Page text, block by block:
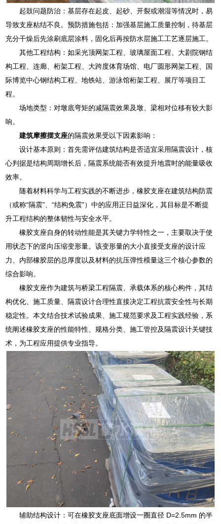
起鼓问题防治：基层存在起皮、起砂、开裂或潮湿等情况时，易
导致支座粘结不良。预防措施包括：加强基层施工质量控制，待基层
充分干燥后先涂刷底层涂料，固化后再按防水层施工工艺逐层施工。
其他工程结构：如采光顶网架工程、玻璃屋面工程、大剧院钢结
构工程、连廊、桁架工程、大跨度体育场馆、电厂圆形网架工程、国
际博览中心钢结构工程、地铁站、游泳馆桁架工程、展厅等项目工
程。
场地类型：对墩底弯矩的减隔震效果及墩、梁相对位移有较大影
响。
建筑摩擦摆支座的隔震效果受以下因素影响：
设计基本原则：首先需评估建筑结构是否适宜采用隔震设计，核
心判据是结构周期增长后，隔震系统能否有效提升地震时的能量吸收
效率。
随着材料科学与工程实践的不断进步，橡胶支座在建筑结构防震
（或称“隔震”、“结构免震”）中的应用正日益深化，其目标是不断提
升工程结构的整体韧性与安全水平。
橡胶支座自身的转动性能是其关键力学特性之一，主要取决于使
用状态下的竖向压缩变形量。该变形量的大小直接受支座的设计应
力、内部橡胶层的总厚度以及材料的抗压弹性模量这三个核心参数的
综合影响。
橡胶支座作为建筑与桥梁工程隔震、承载体系的核心构件，其结
构优化、施工质量、隔震设计合理性直接决定工程抗震安全性与长期
稳定性。本文结合技术试验成果、施工规范要求及工程实践经验，系
统阐述橡胶支座的性能特性、规格分类、施工管控及隔震设计关键技
术，为工程应用提供专业指导。
辅助结构设计：可在橡胶支座底面增设一圈直径 D=2.5mm 的半